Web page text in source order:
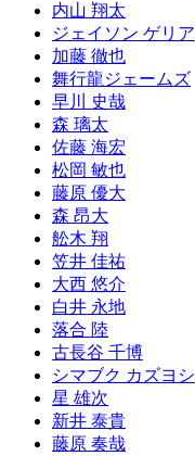
内山 翔太
ジェイソン ゲリア
加藤 徹也
舞行龍ジェームズ
早川 史哉
森 璃太
佐藤 海宏
松岡 敏也
藤原 優大
森 昂大
舩木 翔
笠井 佳祐
大西 悠介
白井 永地
落合 陸
古長谷 千博
シマブク カズヨシ
星 雄次
新井 泰貴
藤原 奏哉